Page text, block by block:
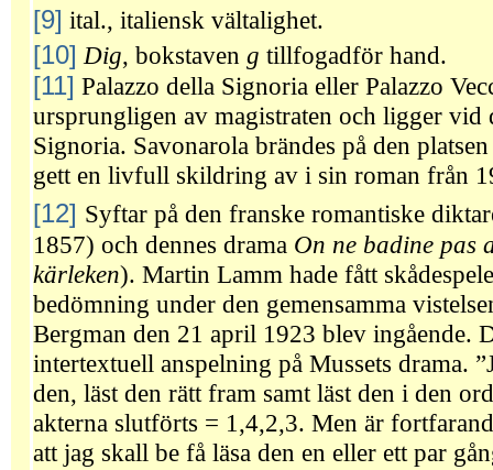
[9] ital., italiensk vältalighet.
[10] Dig, bokstaven g tillfogadför hand.
[11] Palazzo della Signoria eller Palazzo
ursprungligen av magistraten och ligger vid
Signoria. Savonarola brändes på den
gett en livfull skildring av i sin roman från
[12] Syftar på den franske romantiske
1857) och dennes drama On ne badine pas
kärleken). Martin Lamm hade fått
bedömning under den gemensamma
Bergman den 21 april 1923 blev ingående.
intertextuell anspelning på Mussets drama.
den, läst den rätt fram samt läst den i den
akterna slutförts = 1,4,2,3. Men är
att jag skall be få läsa den en eller ett par